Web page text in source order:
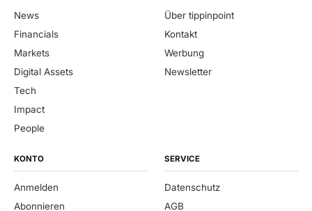
News
Financials
Markets
Digital Assets
Tech
Impact
People
Über tippinpoint
Kontakt
Werbung
Newsletter
KONTO
Anmelden
Abonnieren
SERVICE
Datenschutz
AGB